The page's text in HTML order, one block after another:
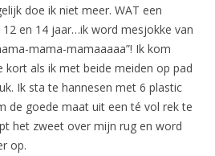
doe ik niet meer. WAT een
12 en 14 jaar…ik word mesjokke van
mama-mamaaaaa”! Ik kom
kort als ik met beide meiden op pad
Ik sta te hannesen met 6 plastic
de goede maat uit een té vol rek te
het zweet over mijn rug en word
op.